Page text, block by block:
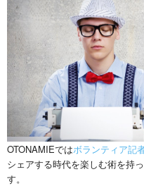
OTONAMIEではボランティア記
シェアする時代を楽しむ術を持
す。